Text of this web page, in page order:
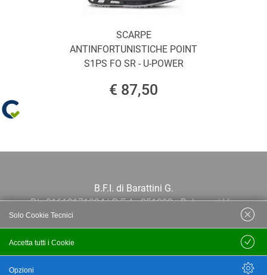
SCARPE
ANTINFORTUNISTICHE POINT
S1PS FO SR - U-POWER
€ 87,50
B.F.I. di Barattini G.
P.I.: 01613171204 | R.E.A.: 351290 - Bologna | Via
Po 13E, 40139, Bologna | Telefono: 051
444638 | Email: bfi@bfi.bo.it
Accetta tutti i Cookie
Solo Cookie Tecnici
Salva
Opzioni